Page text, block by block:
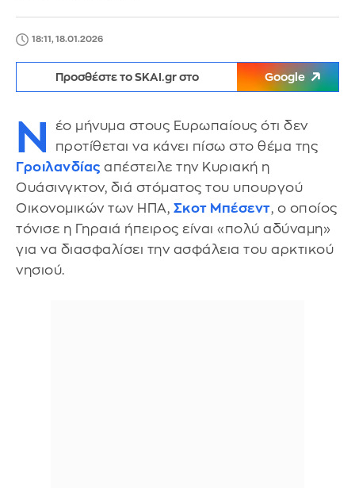
18:11, 18.01.2026
Προσθέστε το SKAI.gr στο Google
Ν
έο μήνυμα στους Ευρωπαίους ότι δεν
προτίθεται να κάνει πίσω στο θέμα της
Γροιλανδίας απέστειλε την Κυριακή η
Ουάσινγκτον, διά στόματος του υπουργού
Οικονομικών των ΗΠΑ, Σκοτ Μπέσεντ, ο οποίος
τόνισε η Γηραιά ήπειρος είναι «πολύ αδύναμη»
για να διασφαλίσει την ασφάλεια του αρκτικού
νησιού.